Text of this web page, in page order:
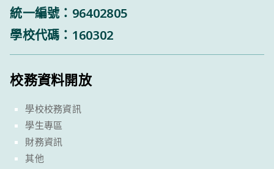
統一編號：96402805
學校代碼：160302
校務資料開放
學校校務資訊
學生專區
財務資訊
其他